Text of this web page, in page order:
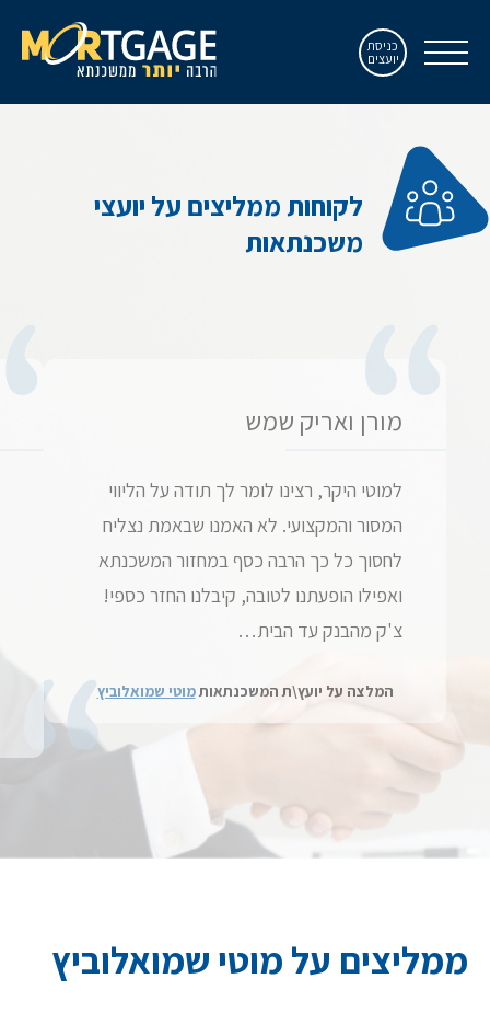
כניסת
יועצים
לקוחות ממליצים על יועצי
משכנתאות
מורן ואריק שמש
למוטי היקר, רצינו לומר לך תודה על הליווי
המסור והמקצועי. לא האמנו שבאמת נצליח
לחסוך כל כך הרבה כסף במחזור המשכנתא
ואפילו הופעתנו לטובה, קיבלנו החזר כספי!
צ'ק מהבנק עד הבית…
המלצה על יועץ\ת המשכנתאותמוטי שמואלוביץ
ממליצים על מוטי שמואלוביץ